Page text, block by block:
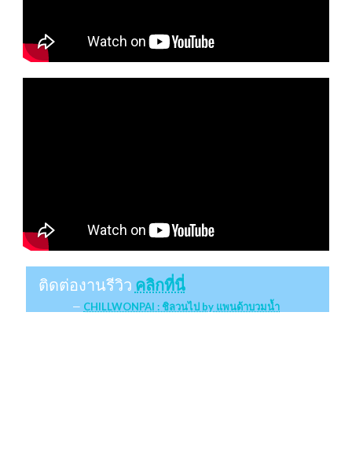
ติดต่องานรีวิว คลิกที่นี่
CHILLWONPAI : ชิลวนไป by แพนด้าบวมน้ำ